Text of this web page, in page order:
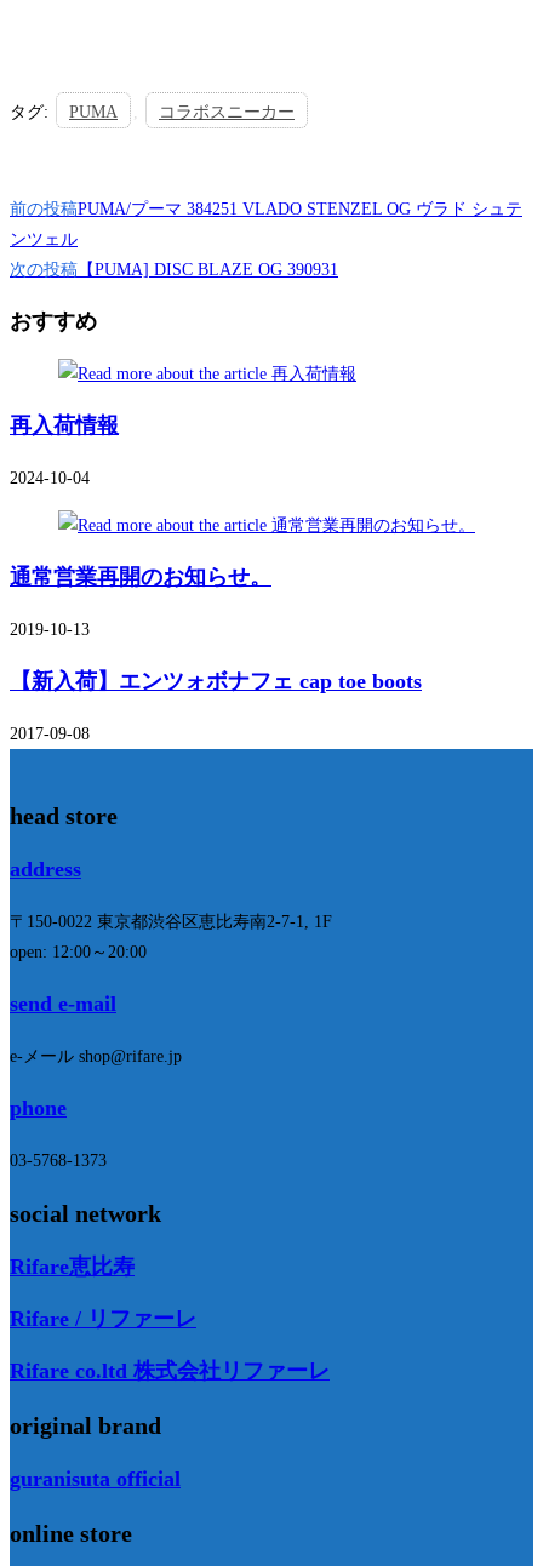
タグ: PUMA コラボスニーカー
そ
の
他
の
を
む
前の投稿PUMA/プーマ 384251 VLADO STENZEL OG ヴラド シュテ
ンツェル
次の投稿 【PUMA] DISC BLAZE OG 390931
おすすめ
再入荷情報
2024-10-04
通常営業再開のお知らせ。
2019-10-13
【新入荷】エンツォボナフェ cap toe boots
2017-09-08
head store
address
〒150-0022 東京都渋谷区恵比寿南2-7-1, 1F
open: 12:00～20:00
send e-mail
e-メール shop@rifare.jp
phone
03-5768-1373
social network
Rifare恵比寿
Rifare / リファーレ
Rifare co.ltd 株式会社リファーレ
original brand
guranisuta official
online store